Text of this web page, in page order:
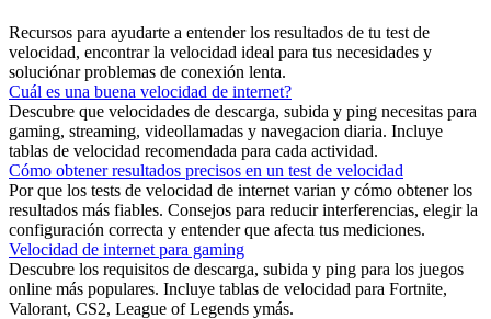
Recursos para ayudarte a entender los resultados de tu test de
velocidad, encontrar la velocidad ideal para tus necesidades y
soluciónar problemas de conexión lenta.
Cuál es una buena velocidad de internet?
Descubre que velocidades de descarga, subida y ping necesitas para
gaming, streaming, videollamadas y navegacion diaria. Incluye
tablas de velocidad recomendada para cada actividad.
Cómo obtener resultados precisos en un test de velocidad
Por que los tests de velocidad de internet varian y cómo obtener los
resultados más fiables. Consejos para reducir interferencias, elegir la
configuración correcta y entender que afecta tus mediciones.
Velocidad de internet para gaming
Descubre los requisitos de descarga, subida y ping para los juegos
online más populares. Incluye tablas de velocidad para Fortnite,
Valorant, CS2, League of Legends ymás.